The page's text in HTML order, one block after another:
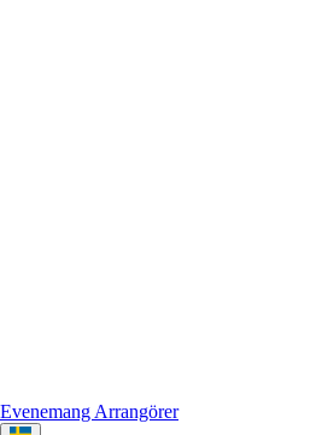
Evenemang Arrangörer